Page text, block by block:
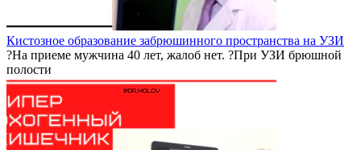
Кистозное образование забрюшинного пространства на УЗИ
?На приеме мужчина 40 лет, жалоб нет. ?При УЗИ брюшной
полости